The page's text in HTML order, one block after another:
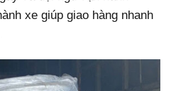
xe giúp giao hàng nhanh